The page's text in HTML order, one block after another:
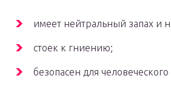
имеет нейтральный запах и
стоек к гниению;
безопасен для